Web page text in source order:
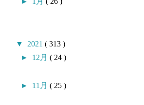
▼ 2021( 313 )
► 12月( 24 )
► 11月( 25 )